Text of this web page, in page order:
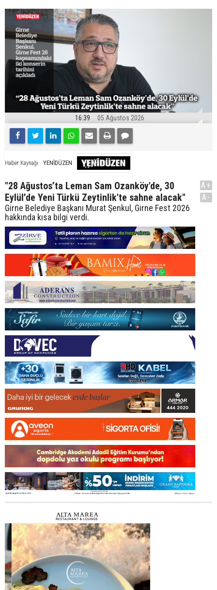
16:39 05 Ağustos 2026
Haber Kaynağı YENİDÜZEN
"28 Ağustos’ta Leman Sam Ozanköy'de, 30
Eylül’de Yeni Türkü Zeytinlik'te sahne alacak"
Girne Belediye Başkanı Murat Şenkul, Girne Fest 2026
hakkında kısa bilgi verdi.
A+
A-